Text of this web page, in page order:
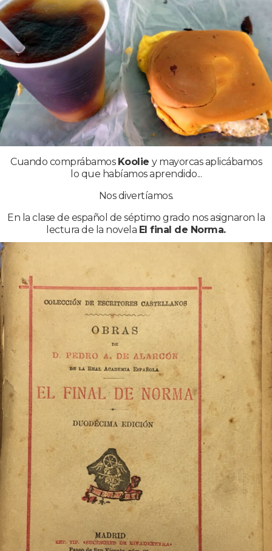
Cuando comprábamos Koolie y mayorcas aplicábamos
lo que habíamos aprendido...
Nos divertíamos.
En la clase de español de séptimo grado nos asignaron la
lectura de la novela El final de Norma.